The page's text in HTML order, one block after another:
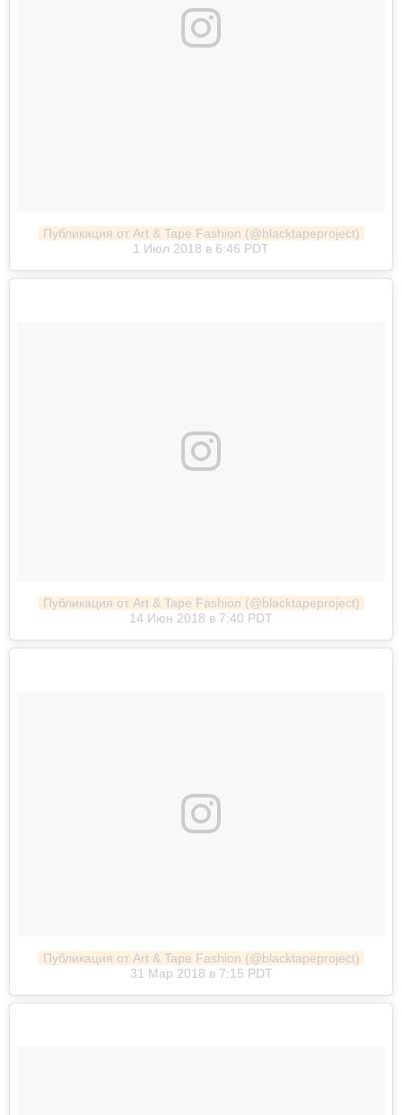
Публикация от Art & Tape Fashion (@blacktapeproject)
1 Июл 2018 в 6:46 PDT
Публикация от Art & Tape Fashion (@blacktapeproject)
14 Июн 2018 в 7:40 PDT
Публикация от Art & Tape Fashion (@blacktapeproject)
31 Мар 2018 в 7:15 PDT